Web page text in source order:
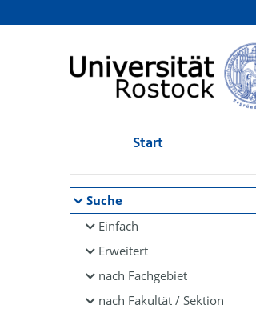
Browsen
direkt zum Inhalt
Start
Suche
Einfach
Erweitert
nach Fachgebiet
nach Fakultät / Sektion